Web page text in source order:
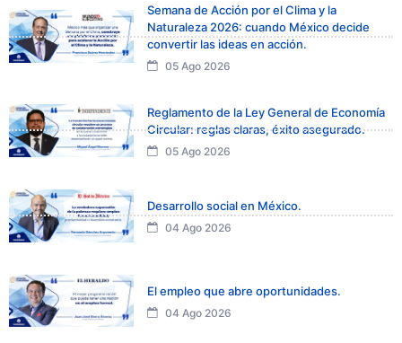
Semana de Acción por el Clima y la
Naturaleza 2026: cuando México decide
convertir las ideas en acción.
05 Ago 2026
Reglamento de la Ley General de Economía
Circular: reglas claras, éxito asegurado.
05 Ago 2026
Desarrollo social en México.
04 Ago 2026
El empleo que abre oportunidades.
04 Ago 2026